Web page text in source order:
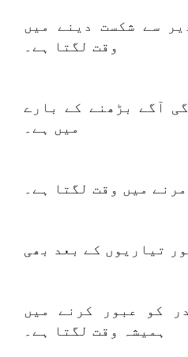
سے شکست دینے میں
وقت لگتا ہے۔
آگے بڑھنے کے بارے
میں ہے۔
میں وقت لگتا ہے۔
تیاریوں کے بعد بھی
کو عبور کرنے میں
ہمیشہ وقت لگتا ہے۔